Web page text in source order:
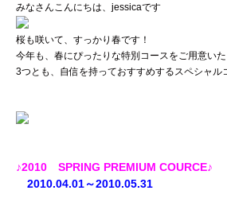
みなさんこんにちは、jessicaです
桜も咲いて、すっかり春です！
今年も、春にぴったりな特別コースをご用意い
3つとも、自信を持っておすすめするスペシャル
♪2010 SPRING PREMIUM COURCE♪
2010.04.01～2010.05.31